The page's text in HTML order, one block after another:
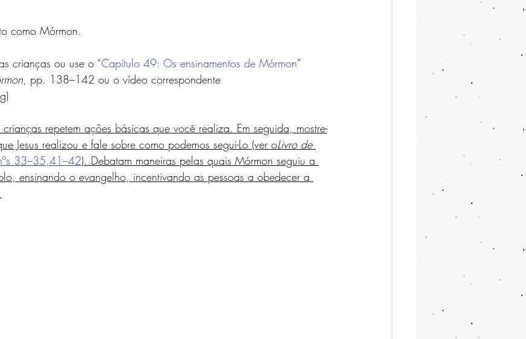
como Mórmon.
crianças ou use o “Capítulo 49: Os ensinamentos de Mórmon”
, pp. 138–142 ou o vídeo correspondente
repetem ações básicas que você realiza. Em seguida, mostre-
Jesus realizou e fale sobre como podemos segui-Lo (ver oLivro de
33–35,41–42). Debatam maneiras pelas quais Mórmon seguiu a
ensinando o evangelho, incentivando as pessoas a obedecer a